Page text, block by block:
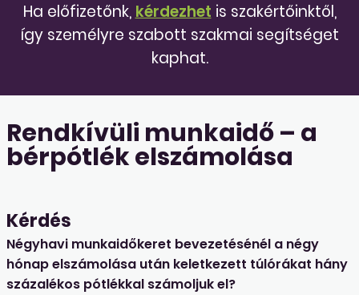
Ha előfizetőnk, kérdezhet is szakértőinktől,
így személyre szabott szakmai segítséget
kaphat.
Rendkívüli munkaidő – a
bérpótlék elszámolása
Kérdés
Négyhavi munkaidőkeret bevezetésénél a négy
hónap elszámolása után keletkezett túlórákat hány
százalékos pótlékkal számoljuk el?